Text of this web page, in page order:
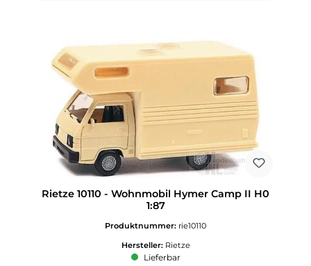
Rietze 10110 - Wohnmobil Hymer Camp II H0
1:87
Produktnummer: rie10110
Hersteller: Rietze
Lieferbar